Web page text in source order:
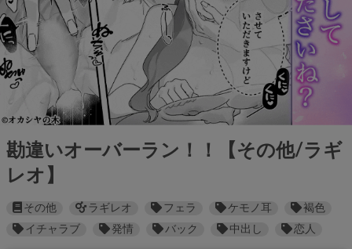
勘違いオーバーラン！！【その他/ラギ
レオ】
その他 ラギレオ フェラ ケモノ耳
褐色
イチャラブ
発情 バック 中出し 恋人